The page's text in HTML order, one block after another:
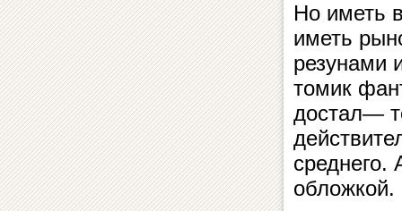
Но иметь
иметь
резунами
томик
достал—
среднего.
обложкой.